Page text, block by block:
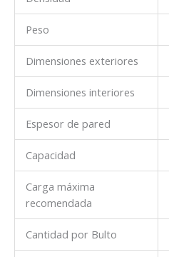
Peso
Dimensiones exteriores
Dimensiones interiores
Espesor de pared
Capacidad
Carga máxima
recomendada
Cantidad por Bulto